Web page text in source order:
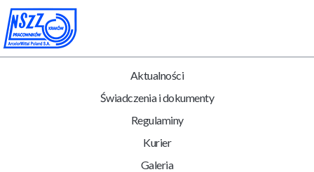
Aktualności
Świadczenia i dokumenty
Regulaminy
Kurier
Galeria